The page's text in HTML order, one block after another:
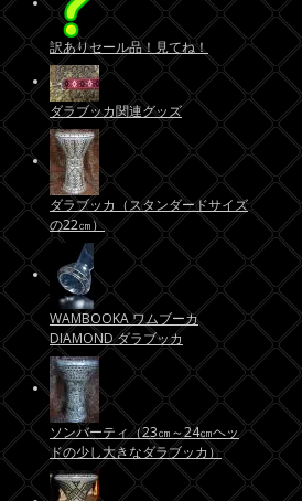
訳ありセール品！見てね！
ダラブッカ関連グッズ
ダラブッカ（スタンダードサイズ
の22㎝）
WAMBOOKA ワムブーカ
DIAMOND ダラブッカ
ソンバーティ（23㎝～24㎝ヘッ
ドの少し大きなダラブッカ）